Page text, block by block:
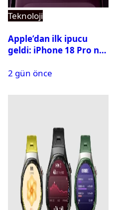
Teknoloji
Apple’dan ilk ipucu
geldi: iPhone 18 Pro ne
2 gün önce